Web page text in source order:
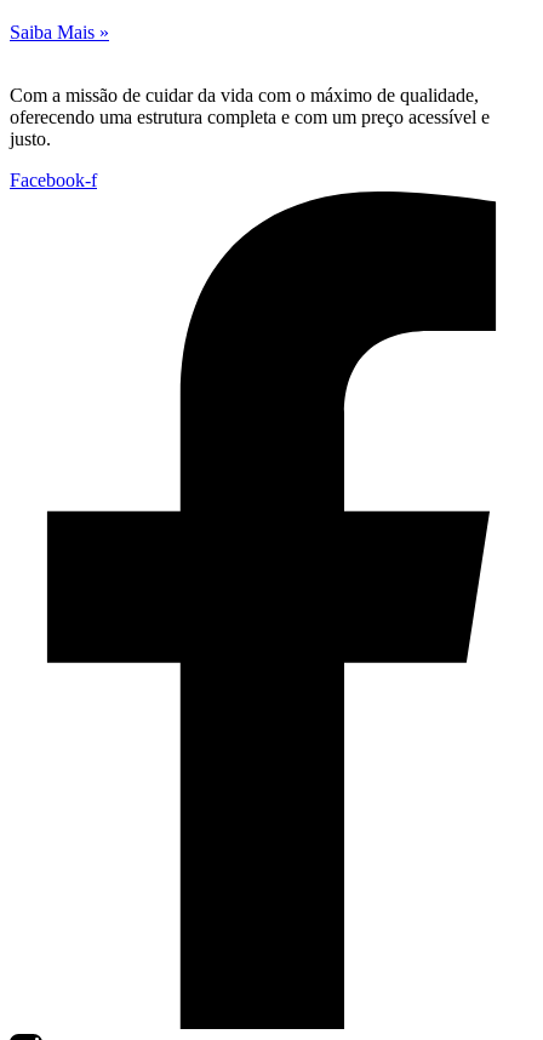
Saiba Mais »
Com a missão de cuidar da vida com o máximo de qualidade,
oferecendo uma estrutura completa e com um preço acessível e
justo.
Facebook-f